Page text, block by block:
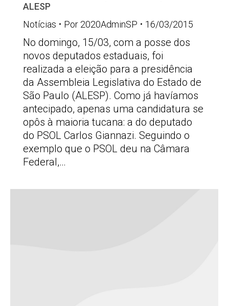
ALESP
Notícias
Por 2020AdminSP 16/03/2015
No domingo, 15/03, com a posse dos
novos deputados estaduais, foi
realizada a eleição para a presidência
da Assembleia Legislativa do Estado de
São Paulo (ALESP). Como já havíamos
antecipado, apenas uma candidatura se
opôs à maioria tucana: a do deputado
do PSOL Carlos Giannazi. Seguindo o
exemplo que o PSOL deu na Câmara
Federal,…